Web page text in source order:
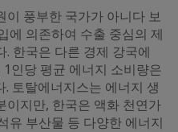
이 풍부한 국가가 아니다 보
에 의존하여 수출 중심의 제
한국은 다른 경제 강국에
인당 평균 에너지 소비량은
토탈에너지스는 에너지 생
이지만, 한국은 액화 천연가
유 부산물 등 다양한 에너지